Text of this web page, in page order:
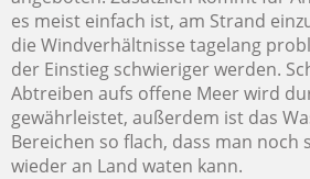
es meist einfach ist, am Strand
die Windverhältnisse tagelang
der Einstieg schwieriger werden.
Abtreiben aufs offene Meer wird
gewährleistet, außerdem ist das
Bereichen so flach, dass man noch
wieder an Land waten kann.